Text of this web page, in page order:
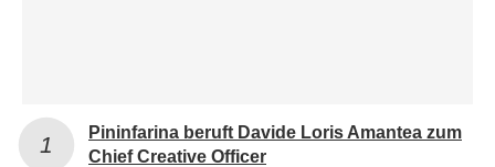
Pininfarina beruft Davide Loris Amantea zum
Chief Creative Officer